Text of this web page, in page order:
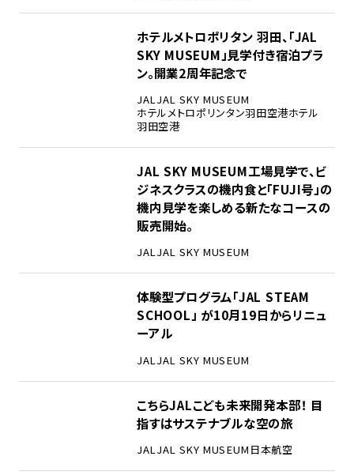
ホテルメトロポリタン 羽田、「JAL
SKY MUSEUM」見学付き宿泊プラ
ン。開業2周年記念で
JALJAL SKY MUSEUM
ホテルメトロポリンタン羽田空港ホテル
羽田空港
JAL SKY MUSEUM工場見学で、ビ
ジネスクラスの機内食と「FUJI号」の
機内見学を楽しめる新たなコースの
販売開始。
JALJAL SKY MUSEUM
体験型プログラム「JAL STEAM
SCHOOL」 が10月19日からリニュ
ーアル
JAL JAL SKY MUSEUM
こちらJALこども未来開発本部！ 目
指すはサステナブルな空の旅
JALJAL SKY MUSEUM 日本航空